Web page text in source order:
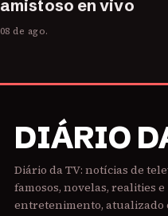
amistoso en vivo
08 de ago.
DIÁRIO
Diário da TV: notícias de
famosos, novelas, realities e
entretenimento, atualizado